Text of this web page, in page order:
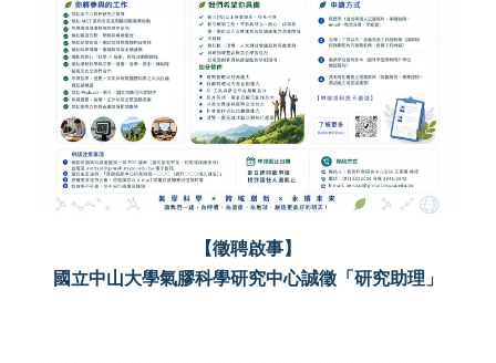
【徵聘啟事】
國立中山大學氣膠科學研究中心誠徵「研究助理」